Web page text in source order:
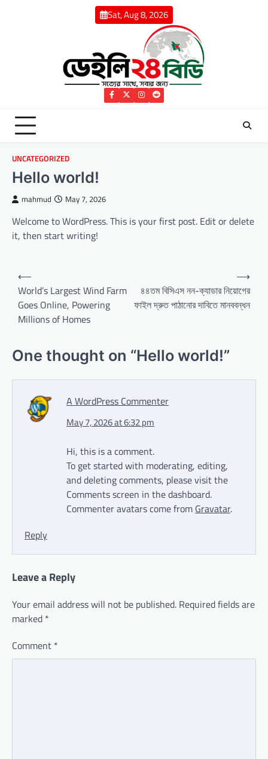
Sat, Aug 8, 2026
Facebook
TwitterInstagram
Reddit
UNCATEGORIZED
Hello world!
mahmud May 7, 2026
Welcome to WordPress. This is your first post. Edit or delete
it, then start writing!
Post
navigation
⟵
World’s Largest Wind Farm
Goes Online, Powering
Millions of Homes
৪৪তম বিসিএস নন-ক্যাডার নিয়োগের
ফাইল দ্রুত পাঠানোর দাবিতে মানববন্ধন
⟶
One thought on “Hello world!”
A WordPress Commenter
May 7, 2026 at 6:32 pm
Hi, this is a comment.
To get started with moderating, editing,
and deleting comments, please visit the
Comments screen in the dashboard.
Commenter avatars come from Gravatar.
Reply
Leave a Reply
Your email address will not be published. Required fields are
marked *
Comment *